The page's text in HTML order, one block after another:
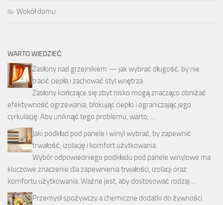
Wokół domu
WARTO WIEDZIEĆ
Zasłony nad grzejnikiem — jak wybrać długość, by nie
tracić ciepła i zachować styl wnętrza
Zasłony kończące się zbyt nisko mogą znacząco obniżać
efektywność ogrzewania, blokując ciepło i ograniczając jego
cyrkulację. Aby uniknąć tego problemu, warto, …
Jaki podkład pod panele i winyl wybrać, by zapewnić
trwałość, izolację i komfort użytkowania
Wybór odpowiedniego podkładu pod panele winylowe ma
kluczowe znaczenie dla zapewnienia trwałości, izolacji oraz
komfortu użytkowania. Ważne jest, aby dostosować rodzaj …
Przemysł spożywczy a chemiczne dodatki do żywności